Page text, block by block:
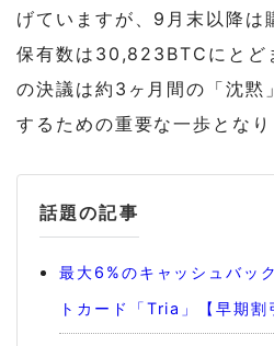
げていますが、9月末以降は
保有数は30,823BTCにとど
の決議は約3ヶ月間の「沈黙
するための重要な一歩となり
話題の記事
最大6%のキャッシュバッ
トカード「Tria」【早期割